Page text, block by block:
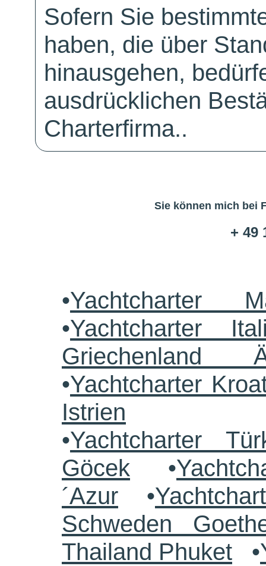
Sofern Sie
haben, die über
hinausgehen,
ausdrücklichen
Charterfirma..
Sie können mich bei
+ 49
•Yachtcharter
•Yachtcharter
Griechenland
•Yachtcharter
Istrien
•Yachtcharter
Göcek •
´Azur •
Schweden
Thailand Phuket •